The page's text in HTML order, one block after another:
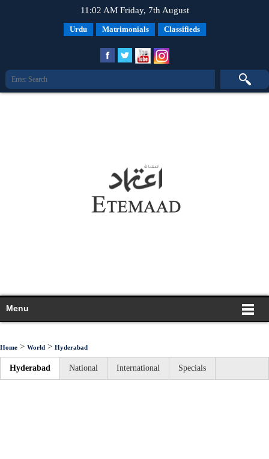
11:02 AM Friday, 7th August
Urdu Matrimonials Classifieds
Menu
Home > World > Hyderabad
Hyderabad National International Specials